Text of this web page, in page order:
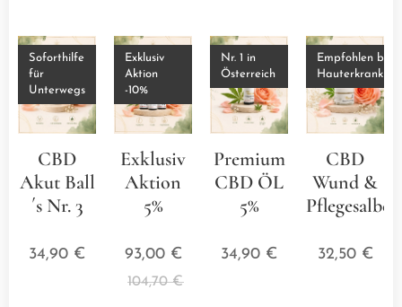
CBD
Akut Ball
´s Nr. 3
Soforthilfe
für
Unterwegs
34,90 €
Exklusiv
Aktion
5%
Exklusiv
Aktion
-10%
93,00€
104,70€
Premium
CBD ÖL
5%
Nr. 1 in
Österreich
34,90 €
CBD
Wund &
Pflegesalbe
Empfohlen bei
32,50€